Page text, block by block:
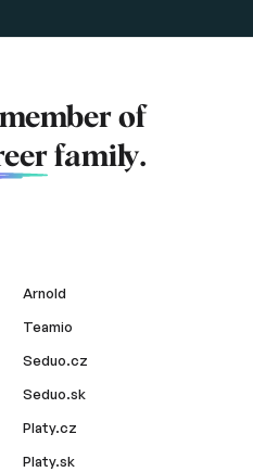
of
family.
Arnold
Teamio
Seduo.cz
Seduo.sk
Platy.cz
Platy.sk